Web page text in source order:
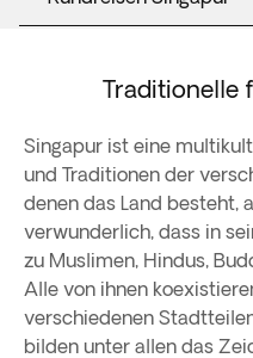
Traditionelle
Singapur ist eine
und Traditionen der
denen das Land besteht,
verwunderlich, dass in
zu Muslimen, Hindus,
Alle von ihnen
verschiedenen
bilden unter allen das